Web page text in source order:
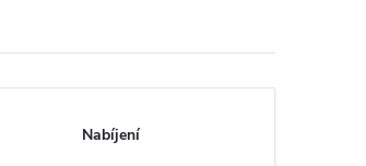
Nabíjení